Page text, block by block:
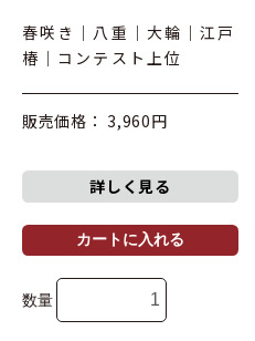
春咲き｜八重｜大輪｜江戸
椿｜コンテスト上位
販売価格： 3,960円
詳しく見る
カートに入れる
数量